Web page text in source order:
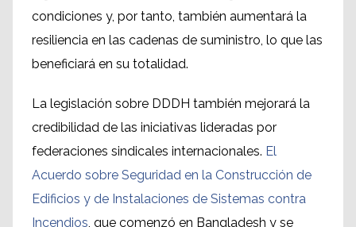
condiciones y, por tanto, también aumentará la
resiliencia en las cadenas de suministro, lo que las
beneficiará en su totalidad.
La legislación sobre DDDH también mejorará la
credibilidad de las iniciativas lideradas por
federaciones sindicales internacionales. El
Acuerdo sobre Seguridad en la Construcción de
Edificios y de Instalaciones de Sistemas contra
Incendios , que comenzó en Bangladesh y se